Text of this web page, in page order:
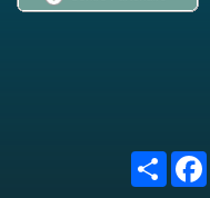
Share